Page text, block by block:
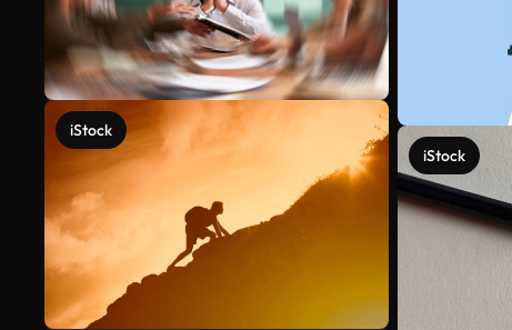
iStock
iStock